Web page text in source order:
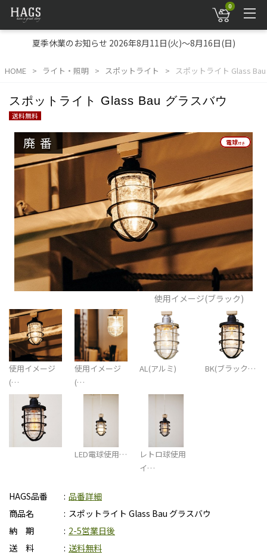
0
夏季休業のお知らせ 2026年8月11日(火)～8月16日(日)
HOME ライト・照明 スポットライト スポットライト Glass
スポットライト Glass Bau グラスバウ
送料無料
廃番 電球付き
電球付き
使用イメージ(ブラック)
使用イメージ
(…
使用イメージ
(…
AL(アルミ) BK(ブラック…
LED電球使用…
レトロ球使用
イ…
HAGS品番
品番詳細
商品名
スポットライト Glass Bau グラスバウ
納 期
2-5営業日後
送 料
送料無料